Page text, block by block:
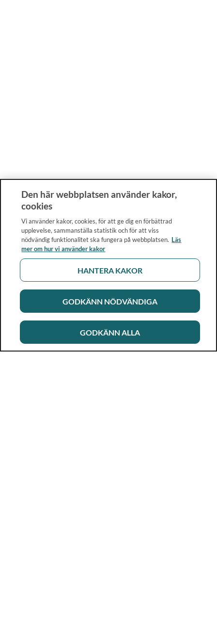
Den här webbplatsen använder kakor,
cookies
Vi använder kakor, cookies, för att ge dig en förbättrad
upplevelse, sammanställa statistik och för att viss
nödvändig funktionalitet ska fungera på webbplatsen. Läs
mer om hur vi använder kakor
HANTERA KAKOR
GODKÄNN NÖDVÄNDIGA
GODKÄNN ALLA